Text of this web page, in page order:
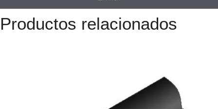
Productos relacionados